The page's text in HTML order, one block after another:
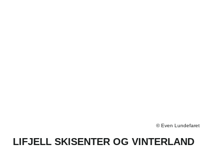
©Even Lundefaret
LIFJELL SKISENTER OG VINTERLAND